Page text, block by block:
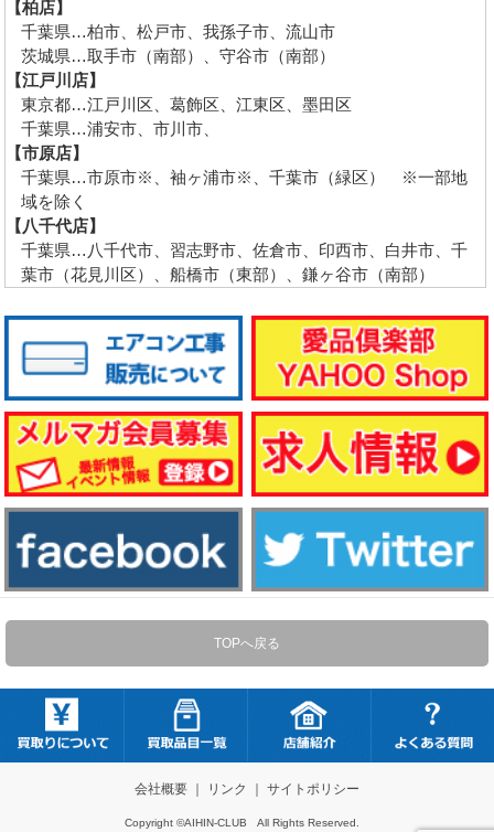
【柏店】
千葉県…柏市、松戸市、我孫子市、流山市
茨城県…取手市（南部）、守谷市（南部）
【江戸川店】
東京都…江戸川区、葛飾区、江東区、墨田区
千葉県…浦安市、市川市、
【市原店】
千葉県…市原市※、袖ヶ浦市※、千葉市（緑区） ※一部地
域を除く
【八千代店】
千葉県…八千代市、習志野市、佐倉市、印西市、白井市、千
葉市（花見川区）、船橋市（東部）、鎌ヶ谷市（南部）
TOPへ戻る
会社概要｜ リンク サイトポリシー
Copyright ©AIHIN-CLUB All Rights Reserved.